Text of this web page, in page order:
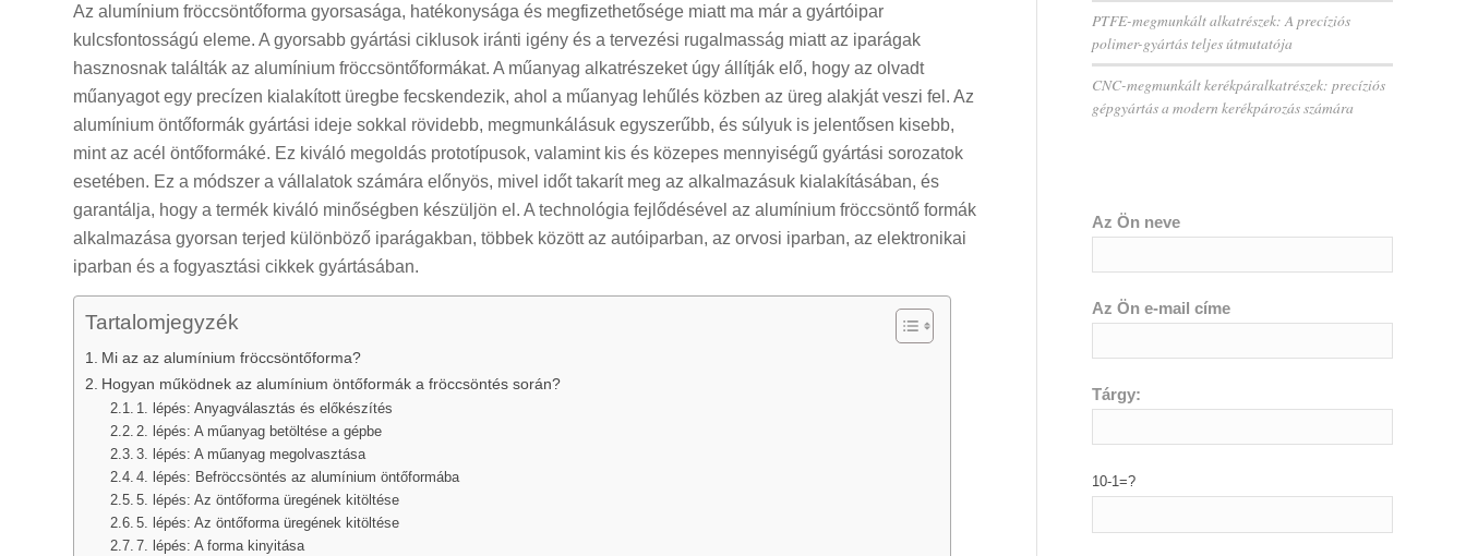
Az alumínium fröccsöntőforma gyorsasága, hatékonysága és megfizethetősége miatt ma már a gyártóipar
kulcsfontosságú eleme. A gyorsabb gyártási ciklusok iránti igény és a tervezési rugalmasság miatt az iparágak
hasznosnak találták az alumínium fröccsöntőformákat. A műanyag alkatrészeket úgy állítják elő, hogy az olvadt
műanyagot egy precízen kialakított üregbe fecskendezik, ahol a műanyag lehűlés közben az üreg alakját veszi fel. Az
alumínium öntőformák gyártási ideje sokkal rövidebb, megmunkálásuk egyszerűbb, és súlyuk is jelentősen kisebb,
mint az acél öntőformáké. Ez kiváló megoldás prototípusok, valamint kis és közepes mennyiségű gyártási sorozatok
esetében. Ez a módszer a vállalatok számára előnyös, mivel időt takarít meg az alkalmazásuk kialakításában, és
garantálja, hogy a termék kiváló minőségben készüljön el. A technológia fejlődésével az alumínium fröccsöntő formák
alkalmazása gyorsan terjed különböző iparágakban, többek között az autóiparban, az orvosi iparban, az elektronikai
iparban és a fogyasztási cikkek gyártásában.
Tartalomjegyzék
Mi az az alumínium fröccsöntőforma?
Hogyan működnek az alumínium öntőformák a fröccsöntés során?
1. lépés: Anyagválasztás és előkészítés
2. lépés: A műanyag betöltése a gépbe
3. lépés: A műanyag megolvasztása
4. lépés: Befröccsöntés az alumínium öntőformába
5. lépés: Az öntőforma üregének kitöltése
5. lépés: Az öntőforma üregének kitöltése
7. lépés: A forma kinyitása
PTFE-megmunkált alkatrészek: A precíziós
polimer-gyártás teljes útmutatója
CNC-megmunkált kerékpáralkatrészek: precíziós
gépgyártás a modern kerékpározás számára
Az Ön neve
Az Ön e-mail címe
Tárgy:
10-1=?